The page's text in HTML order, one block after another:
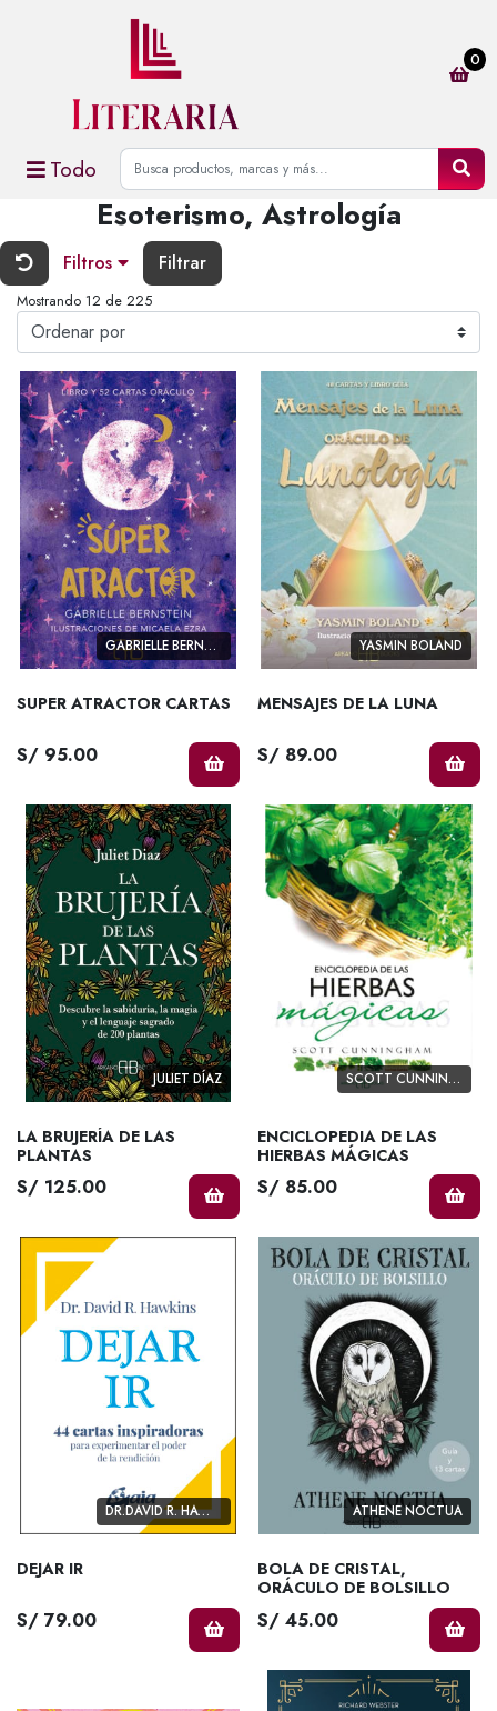
Todo
0
Esoterismo, Astrología
Filtros Filtrar
Mostrando 12 de 225
GABRIELLE BERNSTEIN
SUPER ATRACTOR CARTAS
S/ 95.00
YASMIN BOLAND
MENSAJES DE LA LUNA
S/ 89.00
JULIET DÍAZ
LA BRUJERÍA DE LAS
PLANTAS
S/ 125.00
SCOTT CUNNINGHAM
ENCICLOPEDIA DE LAS
HIERBAS MÁGICAS
S/ 85.00
DR.DAVID R. HAWKINS
DEJAR IR
S/ 79.00
ATHENE NOCTUA
BOLA DE CRISTAL,
ORÁCULO DE BOLSILLO
S/ 45.00